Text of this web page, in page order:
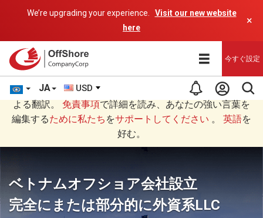
We’re upgrading your experience.
Visit our new website
here
×
JA USD
今すぐ設定
あなたは日本語 (にほんご)で読んでいますAIプログラムに
よる翻訳。 免責事項で詳細を読み、あなたの強い言葉を
編集するために私たち をサポートしてください 。 英語を
好む。
ベトナムオフショア会社設立
完全にまたは部分的に外資系LLC